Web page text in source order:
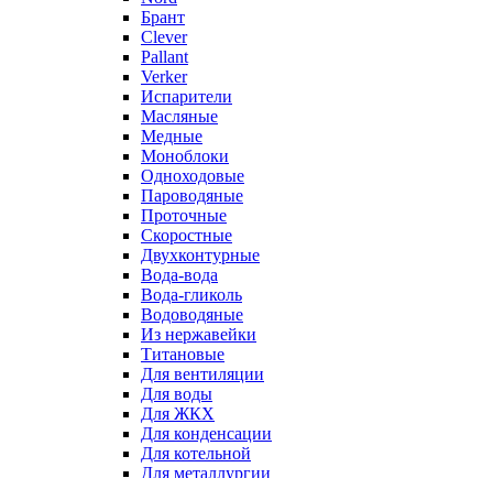
Брант
Clever
Pallant
Verker
Испарители
Масляные
Медные
Моноблоки
Одноходовые
Пароводяные
Проточные
Скоростные
Двухконтурные
Вода-вода
Вода-гликоль
Водоводяные
Из нержавейки
Титановые
Для вентиляции
Для воды
Для ЖКХ
Для конденсации
Для котельной
Для металлургии